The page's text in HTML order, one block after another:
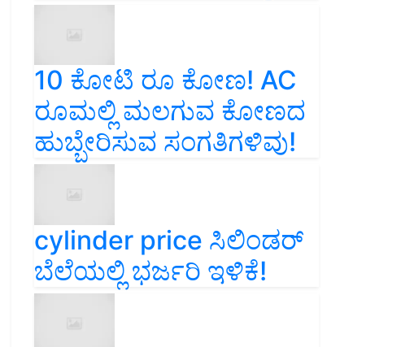
10 ಕೋಟಿ ರೂ ಕೋಣ! AC
ರೂಮಲ್ಲಿ ಮಲಗುವ ಕೋಣದ
ಹುಬ್ಬೇರಿಸುವ ಸಂಗತಿಗಳಿವು!
cylinder price ಸಿಲಿಂಡರ್‌
ಬೆಲೆಯಲ್ಲಿ ಭರ್ಜರಿ ಇಳಿಕೆ!